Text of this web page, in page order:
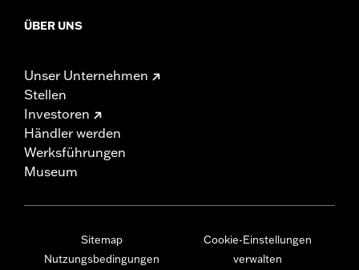
ÜBER UNS
Unser Unternehmen
Stellen
Investoren
Händler werden
Werksführungen
Museum
Sitemap
Nutzungsbedingungen
Cookie-Einstellungen
verwalten